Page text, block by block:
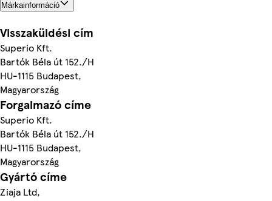
Márkainformáció
Visszaküldési cím
Superio Kft.
Bartók Béla út 152./H
HU-1115 Budapest,
Magyarország
Forgalmazó címe
Superio Kft.
Bartók Béla út 152./H
HU-1115 Budapest,
Magyarország
Gyártó címe
Ziaja Ltd,